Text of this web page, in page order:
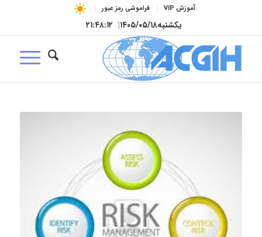
آموزش VIP فراموشی رمز عبور
یکشنبه۱۴۰۵/۰۵/۱۸| ۲۱:۴۸:۱۳